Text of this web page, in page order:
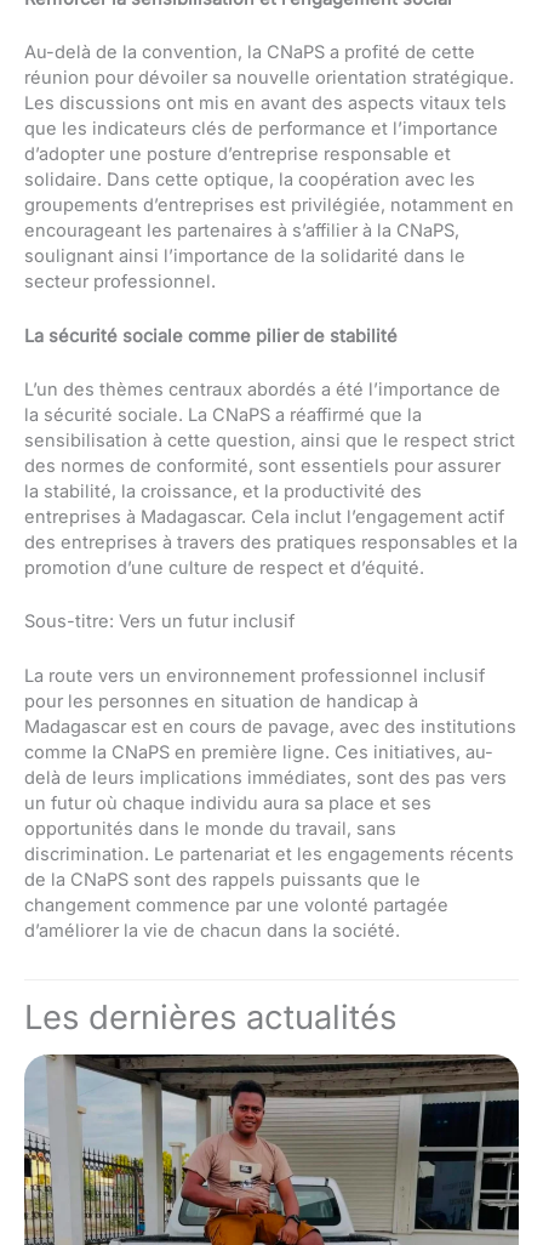
Au-delà de la convention, la CNaPS a profité de cette
réunion pour dévoiler sa nouvelle orientation stratégique.
Les discussions ont mis en avant des aspects vitaux tels
que les indicateurs clés de performance et l’importance
d’adopter une posture d’entreprise responsable et
solidaire. Dans cette optique, la coopération avec les
groupements d’entreprises est privilégiée, notamment en
encourageant les partenaires à s’affilier à la CNaPS,
soulignant ainsi l’importance de la solidarité dans le
secteur professionnel.
La sécurité sociale comme pilier de stabilité
L’un des thèmes centraux abordés a été l’importance de
la sécurité sociale. La CNaPS a réaffirmé que la
sensibilisation à cette question, ainsi que le respect strict
des normes de conformité, sont essentiels pour assurer
la stabilité, la croissance, et la productivité des
entreprises à Madagascar. Cela inclut l’engagement actif
des entreprises à travers des pratiques responsables et la
promotion d’une culture de respect et d’équité.
Sous-titre: Vers un futur inclusif
La route vers un environnement professionnel inclusif
pour les personnes en situation de handicap à
Madagascar est en cours de pavage, avec des institutions
comme la CNaPS en première ligne. Ces initiatives, au-
delà de leurs implications immédiates, sont des pas vers
un futur où chaque individu aura sa place et ses
opportunités dans le monde du travail, sans
discrimination. Le partenariat et les engagements récents
de la CNaPS sont des rappels puissants que le
changement commence par une volonté partagée
d’améliorer la vie de chacun dans la société.
Les dernières actualités